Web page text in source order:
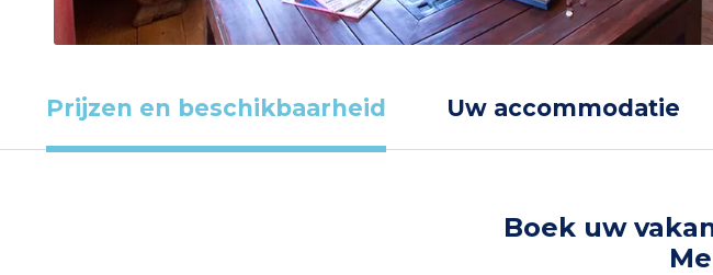
Prijzen en beschikbaarheid Uw accommodatie
Boek uw